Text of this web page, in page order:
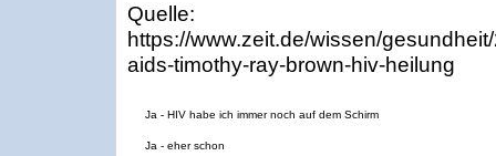
Quelle:
https://www.zeit.de/wissen/
aids-timothy-ray-brown-hiv-heilung
Ja - HIV habe ich immer noch auf dem Schirm
Ja - eher schon